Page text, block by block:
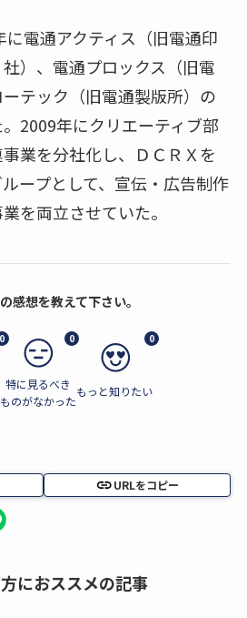
電通アクティス（旧電通印
）、電通プロックス（旧電
テック（旧電通製版所）の
2009年にクリエーティブ部
業を分社化し、ＤＣＲＸを
ープとして、宣伝・広告制作
を両立させていた。
感想を教えて下さい。
0 0
特に見るべき
ものがなかった
0
もっと知りたい
URLをコピー
におススメの記事